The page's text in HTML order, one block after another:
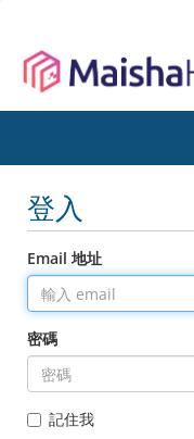
登入
Email 地址
密碼
記住我